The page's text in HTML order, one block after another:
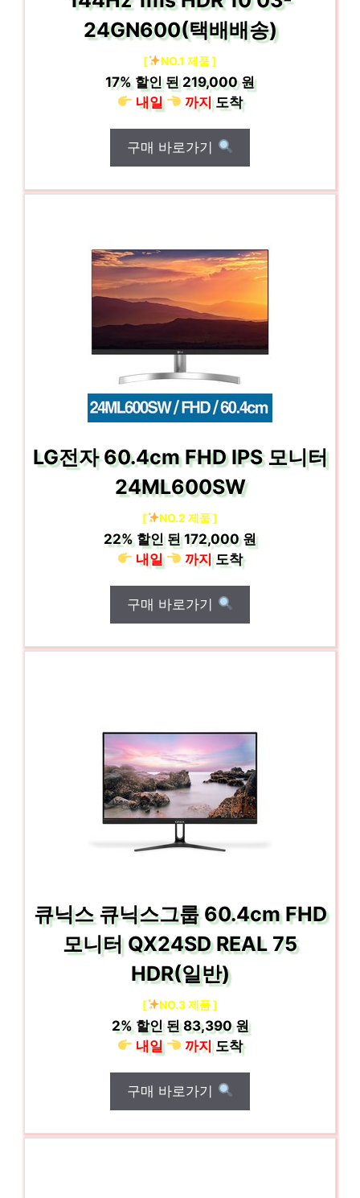
24GN600(택배배송)
[ NO.1 제품 ]
17% 할인 된219,000 원
내일
까지도착
구매 바로가기
LG전자 60.4cm FHD IPS 모니터
24ML600SW
[ NO.2 제품 ]
22% 할인 된172,000 원
내일
까지도착
구매 바로가기
큐닉스 큐닉스그룹 60.4cm FHD
모니터 QX24SD REAL 75
HDR(일반)
[ NO.3 제품 ]
2%할인 된83,390 원
내일
까지도착
구매 바로가기